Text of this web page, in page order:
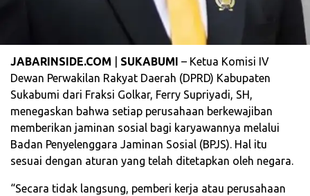
JABARINSIDE.COM SUKABUMI – Ketua Komisi IV
Dewan Perwakilan Rakyat Daerah (DPRD) Kabupaten
Sukabumi dari Fraksi Golkar, Ferry Supriyadi, SH,
menegaskan bahwa setiap perusahaan berkewajiban
memberikan jaminan sosial bagi karyawannya melalui
Badan Penyelenggara Jaminan Sosial (BPJS). Hal itu
sesuai dengan aturan yang telah ditetapkan oleh negara.
‎“Secara tidak langsung, pemberi kerja atau perusahaan